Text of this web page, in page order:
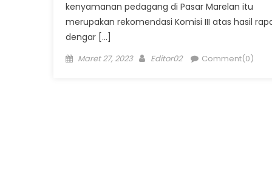
kenyamanan pedagang di Pasar Marelan itu
merupakan rekomendasi Komisi III atas hasil
dengar […]
Posted
Maret 27, 2023 Author
Editor02 Comment(0)